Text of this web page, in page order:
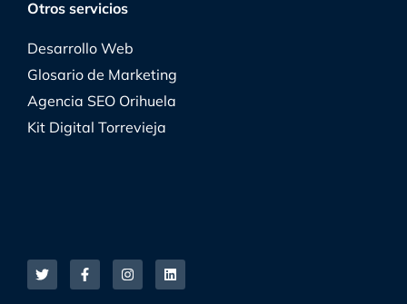
Otros servicios
Desarrollo Web
Glosario de Marketing
Agencia SEO Orihuela
Kit Digital Torrevieja